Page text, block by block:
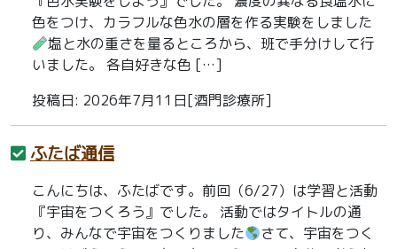
色をつけ、カラフルな色水の層を作る実験をしました
塩と水の重さを量るところから、班で手分けして行
いました。 各自好きな色 […]
投稿日: 2026年7月11日[酒門診療所]
ふたば通信
こんにちは、ふたばです。前回（6/27）は学習と活動
『宇宙をつくろう』でした。 活動ではタイトルの通
り、みんなで宇宙をつくりました
さて、宇宙をつく